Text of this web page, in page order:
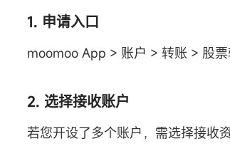
1. 申请入口
moomoo App > 账户 > 转账 > 股
2. 选择接收账户
若您开设了多个账户，需选择接收